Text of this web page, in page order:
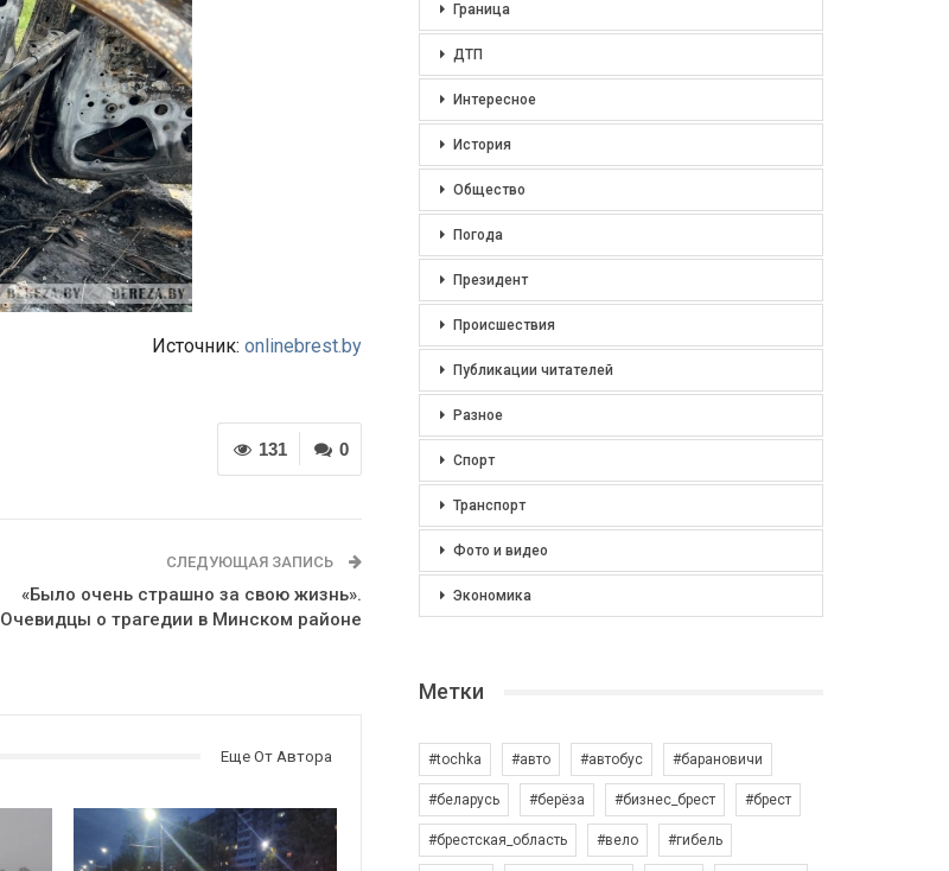
Источник: onlinebrest.by
0
131
СЛЕДУЮЩАЯ ЗАПИСЬ
«Было очень страшно за свою жизнь».
Очевидцы о трагедии в Минском районе
Еще От Автора
Граница
ДТП
Интересное
История
Общество
Погода
Президент
Происшествия
Публикации читателей
Разное
Спорт
Транспорт
Фото и видео
Экономика
Метки
#tochka #авто #автобус #барановичи
#беларусь #берёза #бизнес_брест #брест
#брестская_область #вело #гибель